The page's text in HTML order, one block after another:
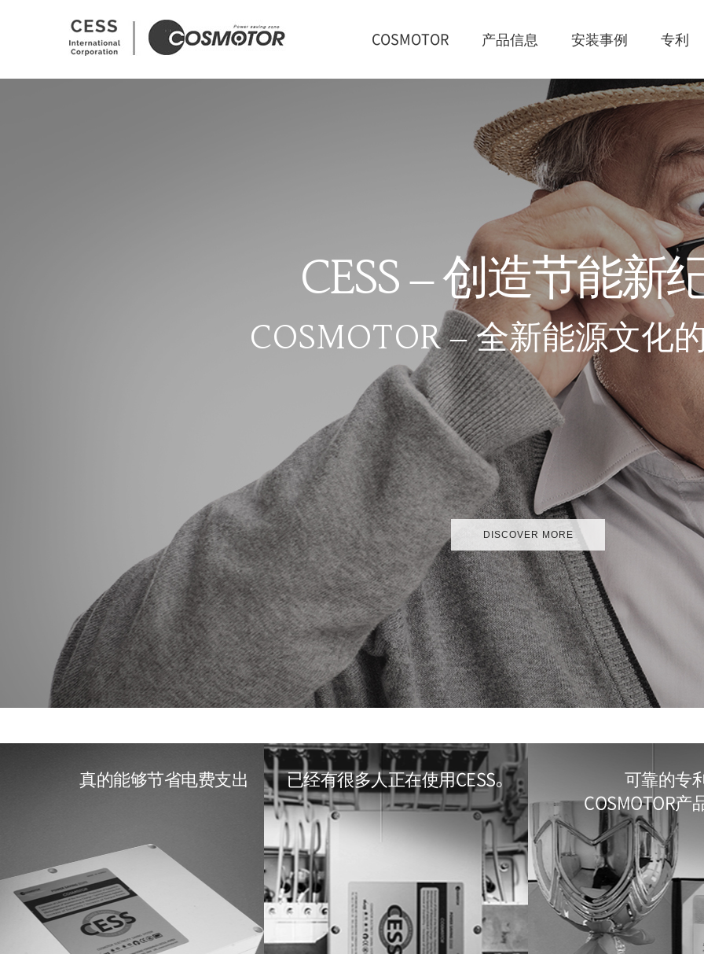
COSMOTOR 产品信息 安装事例 专利
CESS– 创造节能新
COSMOTOR – 全新能源文化
DISCOVER MORE
真的能够节省电费支出 已经有很多人正在使用CESS。
可靠的专
COSMOTOR产